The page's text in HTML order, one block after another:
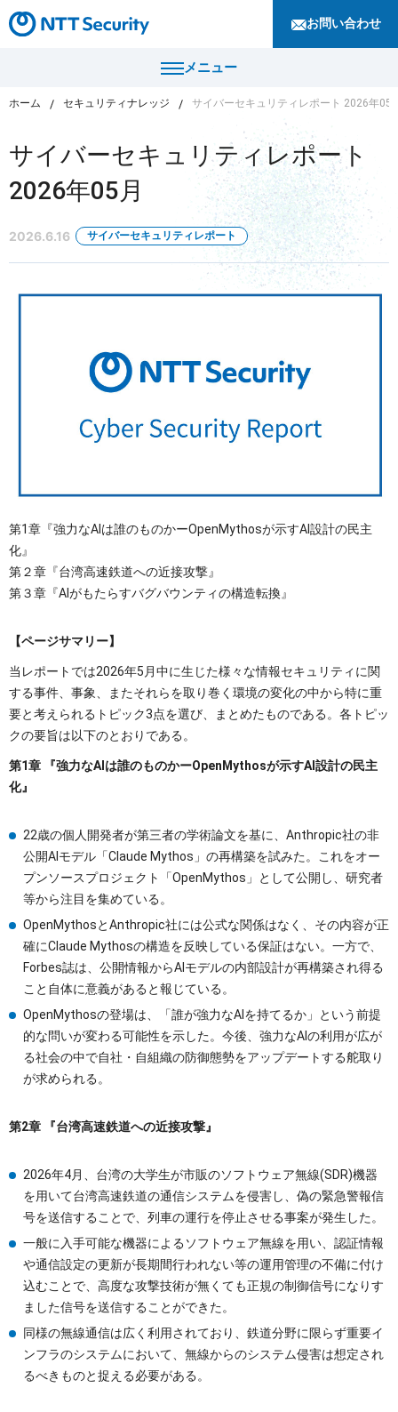
お問い合わせ
メニュー
製品・サービス
セキュリティコンサルティング・教育・相談
セキュリティ管理
セキュリティ診断・評価・調査
セキュリティインシデント対応・調査
サプライチェーンセキュリティ
ホーム セキュリティナレッジ サイバーセキュリティレポート 2026年05
サイバーセキュリティレポート
2026年05月
2026.6.16 サイバーセキュリティレポート
第1章『強力なAIは誰のものかーOpenMythosが示すAI設計の民主
化』
第２章『台湾高速鉄道への近接攻撃』
第３章『AIがもたらすバグバウンティの構造転換』
【ページサマリー】
当レポートでは2026年5月中に生じた様々な情報セキュリティに関
する事件、事象、またそれらを取り巻く環境の変化の中から特に重
要と考えられるトピック3点を選び、まとめたものである。各トピッ
クの要旨は以下のとおりである。
第1章 『強力なAIは誰のものかーOpenMythosが示すAI設計の民主
化』
22歳の個人開発者が第三者の学術論文を基に、Anthropic社の非
公開AIモデル「Claude Mythos」の再構築を試みた。これをオー
プンソースプロジェクト「OpenMythos」として公開し、研究者
等から注目を集めている。
OpenMythosとAnthropic社には公式な関係はなく、その内容が正
確にClaude Mythosの構造を反映している保証はない。一方で、
Forbes誌は、公開情報からAIモデルの内部設計が再構築され得る
こと自体に意義があると報じている。
OpenMythosの登場は、「誰が強力なAIを持てるか」という前提
的な問いが変わる可能性を示した。今後、強力なAIの利用が広が
る社会の中で自社・自組織の防御態勢をアップデートする舵取り
が求められる。
第2章 『台湾高速鉄道への近接攻撃』
2026年4月、台湾の大学生が市販のソフトウェア無線(SDR)機器
を用いて台湾高速鉄道の通信システムを侵害し、偽の緊急警報信
号を送信することで、列車の運行を停止させる事案が発生した。
一般に入手可能な機器によるソフトウェア無線を用い、認証情報
や通信設定の更新が長期間行われない等の運用管理の不備に付け
込むことで、高度な攻撃技術が無くても正規の制御信号になりす
ました信号を送信することができた。
同様の無線通信は広く利用されており、鉄道分野に限らず重要イ
ンフラのシステムにおいて、無線からのシステム侵害は想定され
るべきものと捉える必要がある。